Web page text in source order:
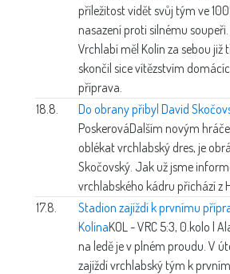
příležitost vidět svůj tým ve
nasazení proti silnému
Vrchlabí měl Kolín za sebou již
skončil sice vítězstvím
příprava.
18.8.
Do obrany přibyl David
PoskerováDalším novým
oblékat vrchlabský dres, je
Skočovský. Jak už jsme
vrchlabského kádru přichází z
17.8.
Stadion zajíždí k prvnímu
KolínaKOL - VRC 5:3, 0.kolo |
na ledě je v plném proudu. V
zajíždí vrchlabský tým k